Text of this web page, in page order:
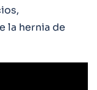
la hernia de